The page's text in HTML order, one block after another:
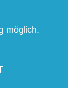
möglich.